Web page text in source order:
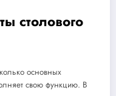
столового
основных
свою функцию. В